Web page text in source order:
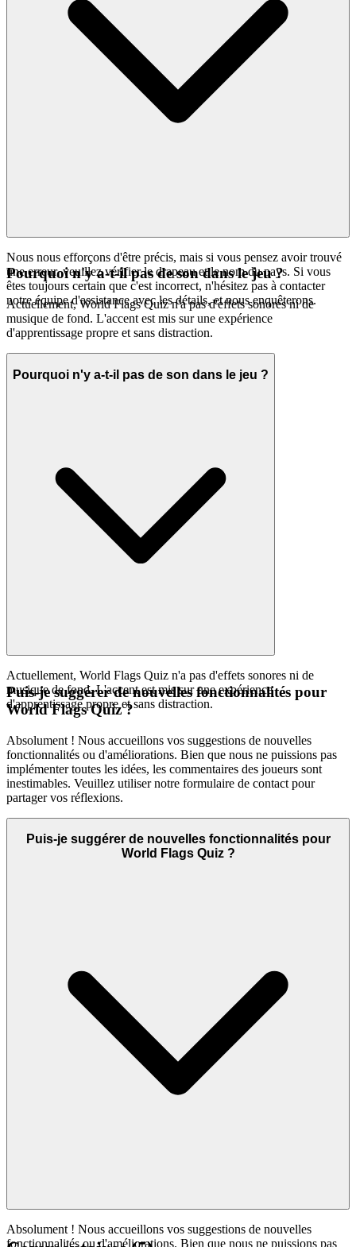
Nous nous efforçons d'être précis, mais si vous pensez avoir trouvé
une erreur, veuillez vérifier le drapeau et le nom du pays. Si vous
êtes toujours certain que c'est incorrect, n'hésitez pas à contacter
notre équipe d'assistance avec les détails, et nous enquêterons.
Pourquoi n'y a-t-il pas de son dans le jeu ?
Actuellement, World Flags Quiz n'a pas d'effets sonores ni de
musique de fond. L'accent est mis sur une expérience
d'apprentissage propre et sans distraction.
Pourquoi n'y a-t-il pas de son dans le jeu ?
Actuellement, World Flags Quiz n'a pas d'effets sonores ni de
musique de fond. L'accent est mis sur une expérience
d'apprentissage propre et sans distraction.
Puis-je suggérer de nouvelles fonctionnalités pour
World Flags Quiz ?
Absolument ! Nous accueillons vos suggestions de nouvelles
fonctionnalités ou d'améliorations. Bien que nous ne puissions pas
implémenter toutes les idées, les commentaires des joueurs sont
inestimables. Veuillez utiliser notre formulaire de contact pour
partager vos réflexions.
Puis-je suggérer de nouvelles fonctionnalités pour
World Flags Quiz ?
Absolument ! Nous accueillons vos suggestions de nouvelles
fonctionnalités ou d'améliorations. Bien que nous ne puissions pas